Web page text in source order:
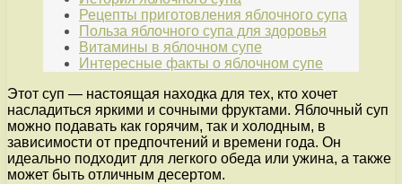
Рецепты приготовления яблочного супа
Польза яблочного супа для здоровья
Витамины в яблочном супе
Интересные факты о яблочном супе
Этот суп — настоящая находка для тех, кто хочет
насладиться яркими и сочными фруктами. Яблочный суп
можно подавать как горячим, так и холодным, в
зависимости от предпочтений и времени года. Он
идеально подходит для легкого обеда или ужина, а также
может быть отличным десертом.